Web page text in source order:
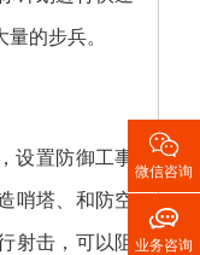
的步兵。
设置防御工事
哨塔、和防空
射击，可以阻

微信咨询

业务咨询